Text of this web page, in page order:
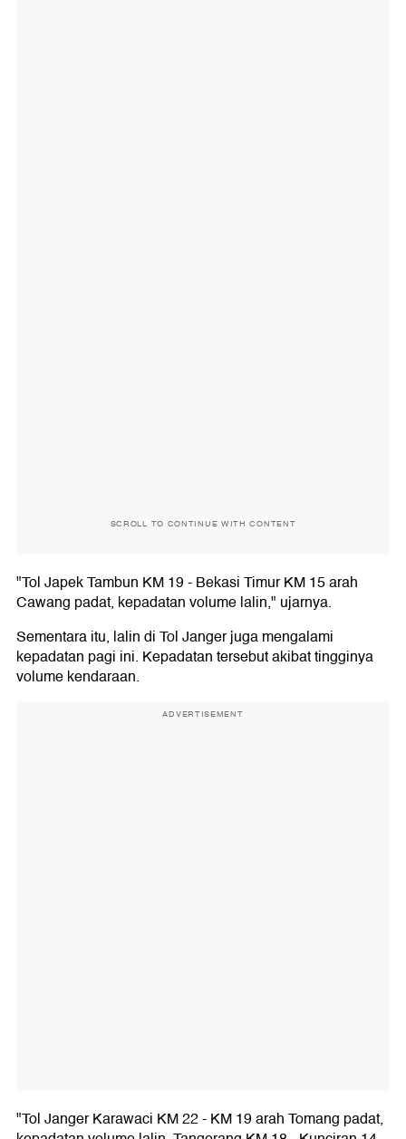
SCROLL TO CONTINUE WITH CONTENT
"Tol Japek Tambun KM 19 - Bekasi Timur KM 15 arah
Cawang padat, kepadatan volume lalin," ujarnya.
Sementara itu, lalin di Tol Janger juga mengalami
kepadatan pagi ini. Kepadatan tersebut akibat tingginya
volume kendaraan.
ADVERTISEMENT
"Tol Janger Karawaci KM 22 - KM 19 arah Tomang padat,